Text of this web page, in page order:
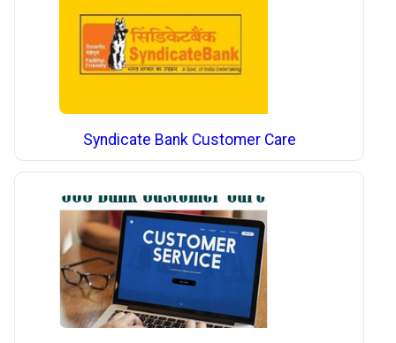
Syndicate Bank Customer Care